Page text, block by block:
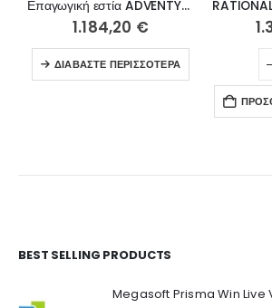
Επαγωγική εστία ADVENTYS GLN 3500
1.184,20 €
ΔΙΑΒΆΣΤΕ ΠΕΡΙΣΣΌΤΕΡΑ
BEST SELLING PRODUCTS
Megasoft Prisma Win Live
Ο Λογαριασμός μου
Στοιχεία λογαριασμού